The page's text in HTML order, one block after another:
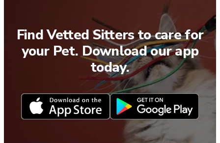
Find Vetted Sitters to care for
your Pet. Download our app
today.